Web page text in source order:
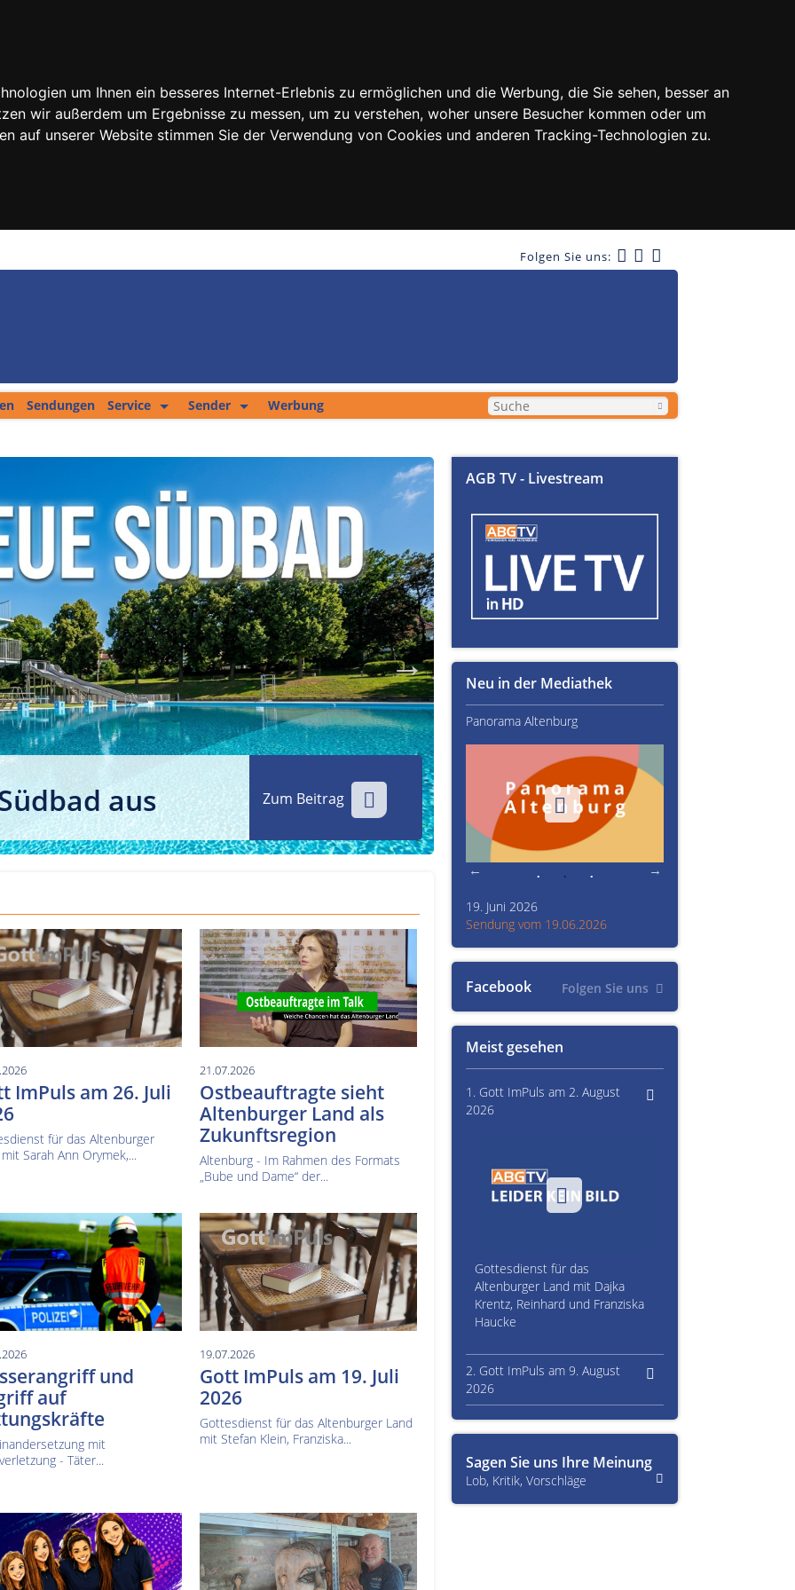
um Ihnen ein besseres Internet-Erlebnis zu ermöglichen und die Werbung, die Sie sehen, besser an
wir außerdem um Ergebnisse zu messen, um zu verstehen, woher unsere Besucher kommen oder um
auf unserer Website stimmen Sie der Verwendung von Cookies und anderen Tracking-Technologien zu.
Folgen Sie uns:
Sendungen
Service
Fitness Tipp
Filmproduktion
Private Kleinanzeigen
Sender
Unser Team
Werbung
aus Zum Beitrag Über Text-Fails,
den Prinzenraub
ImPuls am 26. Juli
für das Altenburger
Sarah Ann Orymek,...
21.07.2026
Ostbeauftragte sieht
Altenburger Land als
Zukunftsregion
Altenburg - Im Rahmen des Formats
„Bube und Dame“ der...
und
auf
mit
- Täter...
19.07.2026
Gott ImPuls am 19. Juli
2026
Gottesdienst für das Altenburger Land
mit Stefan Klein, Franziska...
AGB TV - Livestream
Meist gesehen
1. Gott ImPuls am 2. August
2026
Gottesdienst für das
Altenburger Land mit Dajka
Krentz, Reinhard und Franziska
Haucke
2. Gott ImPuls am 9. August
2026
Facebook Folgen Sie uns
Neu in der Mediathek
Kultur im Altenburger Land Thüringen.TV Panorama Altenburg
19. Juni 2026
Sendung vom 19.06.2026
Sagen Sie uns Ihre Meinung
Lob, Kritik, Vorschläge